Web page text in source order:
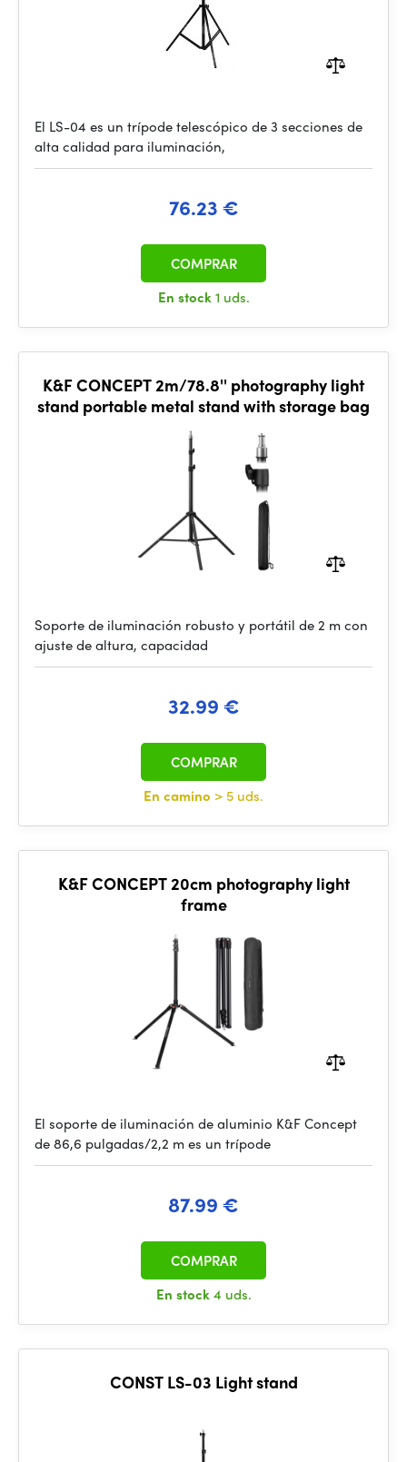
El LS-04 es un trípode telescópico de 3 secciones de
alta calidad para iluminación,
76.23 €
En stock1 uds.
COMPRAR
K&F CONCEPT 2m/78.8'' photography light
stand portable metal stand with storage bag
Soporte de iluminación robusto y portátil de 2 m con
ajuste de altura, capacidad
32.99 €
En camino > 5 uds.
COMPRAR
K&F CONCEPT 20cm photography light
frame
El soporte de iluminación de aluminio K&F Concept
de 86,6 pulgadas/2,2 m es un trípode
87.99 €
En stock4 uds.
COMPRAR
CONST LS-03 Light stand